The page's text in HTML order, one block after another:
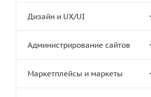
Дизайн и UX/UI
Администрирование сайтов
Маркетплейсы и маркеты